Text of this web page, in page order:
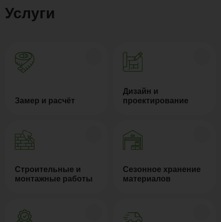
Услуги
Замер и расчёт
Дизайн и
проектирование
Строительные и
монтажные работы
Сезонное хранение
материалов